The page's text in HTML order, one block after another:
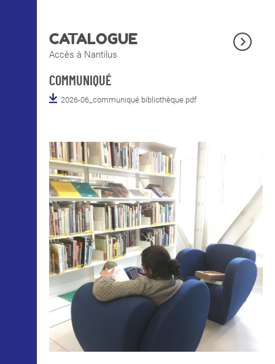
CATALOGUE
Accès à Nantilus
COMMUNIQUÉ
2026-06_communiqué bibliothèque.pdf